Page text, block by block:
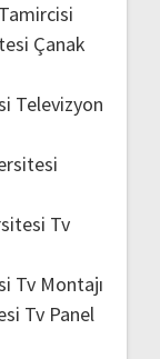
Çanak
Televizyon
Tv
Tv Montajı
Tv Panel